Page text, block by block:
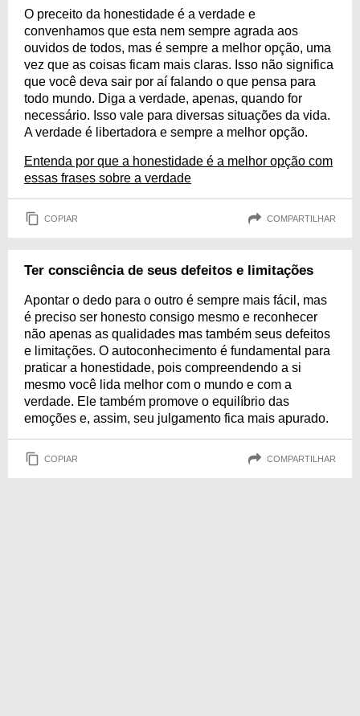
O preceito da honestidade é a verdade e
convenhamos que esta nem sempre agrada aos
ouvidos de todos, mas é sempre a melhor opção, uma
vez que as coisas ficam mais claras. Isso não significa
que você deva sair por aí falando o que pensa para
todo mundo. Diga a verdade, apenas, quando for
necessário. Isso vale para diversas situações da vida.
A verdade é libertadora e sempre a melhor opção.
Entenda por que a honestidade é a melhor opção com
essas frases sobre a verdade
COPIAR COMPARTILHAR
Ter consciência de seus defeitos e limitações
Apontar o dedo para o outro é sempre mais fácil, mas
é preciso ser honesto consigo mesmo e reconhecer
não apenas as qualidades mas também seus defeitos
e limitações. O autoconhecimento é fundamental para
praticar a honestidade, pois compreendendo a si
mesmo você lida melhor com o mundo e com a
verdade. Ele também promove o equilíbrio das
emoções e, assim, seu julgamento fica mais apurado.
COPIAR COMPARTILHAR